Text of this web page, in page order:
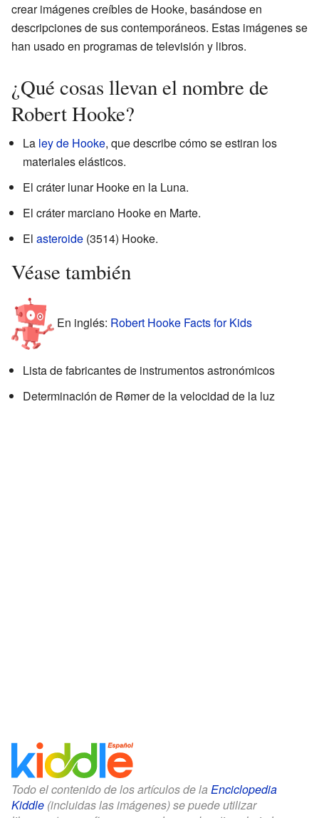
crear imágenes creíbles de Hooke, basándose en
descripciones de sus contemporáneos. Estas imágenes se
han usado en programas de televisión y libros.
¿Qué cosas llevan el nombre de
Robert Hooke?
La ley de Hooke, que describe cómo se estiran los
materiales elásticos.
El cráter lunar Hooke en la Luna.
El cráter marciano Hooke en Marte.
El asteroide (3514) Hooke.
Véase también
En inglés: Robert Hooke Facts for Kids
Lista de fabricantes de instrumentos astronómicos
Determinación de Rømer de la velocidad de la luz
Todo el contenido de los artículos de la Enciclopedia
Kiddle (incluidas las imágenes) se puede utilizar